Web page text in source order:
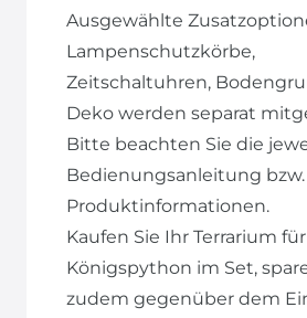
Ausgewählte
Lampenschutzkörbe,
Zeitschaltuhren,
Deko werden separat
Bitte beachten Sie die
Bedienungsanleitung bzw.
Produktinformationen.
Kaufen Sie Ihr Terrarium für
Königspython im Set,
zudem gegenüber dem